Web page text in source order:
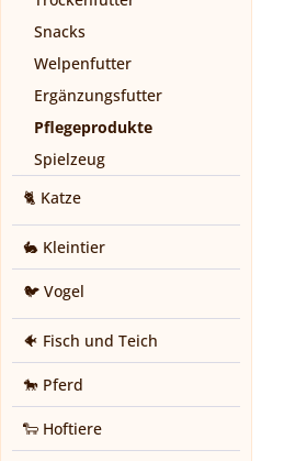
Snacks
Welpenfutter
Ergänzungsfutter
Pflegeprodukte
Spielzeug
🐈 Katze
🐇 Kleintier
🐦 Vogel
🐠 Fisch und Teich
🐎 Pferd
🐑 Hoftiere